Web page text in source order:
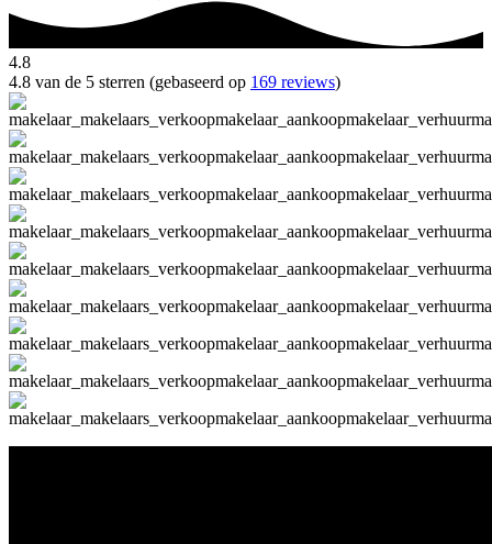
4.8
4.8 van de 5 sterren (gebaseerd op 169 reviews)